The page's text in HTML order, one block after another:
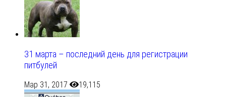
31 марта – последний день для регистрации
питбулей
Мар 31, 2017 19,115